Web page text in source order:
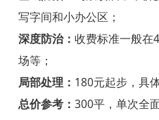
绍兴白蚁防治
诸暨白蚁防治
嵊州白蚁防治
新昌白蚁防治
写字间和小办公区；
深度防治： 收费标准一般在
场等；
局部处理： 180元起步，具
总价参考： 300平，单次全